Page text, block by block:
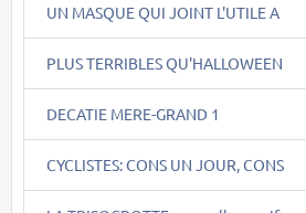
UN MASQUE QUI JOINT L'UTILE A
PLUS TERRIBLES QU'HALLOWEEN
DECATIE MERE-GRAND 1
CYCLISTES: CONS UN JOUR, CONS